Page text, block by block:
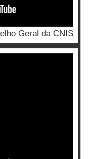
Geral da CNIS